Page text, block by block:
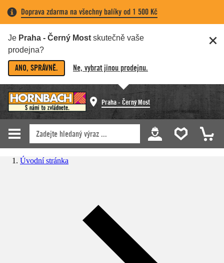
Doprava zdarma na všechny balíky od 1 500 Kč
Je Praha - Černý Most skutečně vaše
prodejna?
ANO, SPRÁVNĚ. Ne, vybrat jinou prodejnu.
Praha - Černý Most
Úvodní stránka